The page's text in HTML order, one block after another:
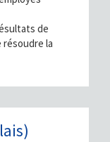
de
la